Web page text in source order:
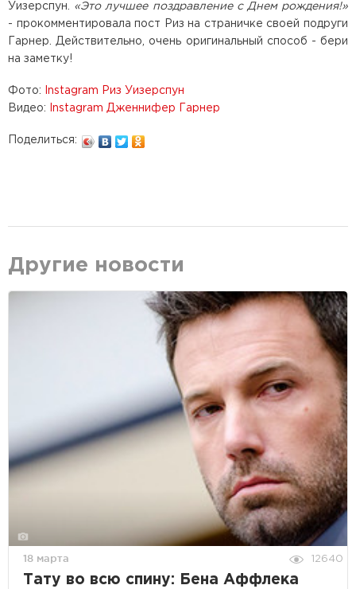
Уизерспун. «Это лучшее поздравление с Днем рождения!»
- прокомментировала пост Риз на страничке своей подруги
Гарнер. Действительно, очень оригинальный способ - бери
на заметку!
Фото:
Instagram Риз Уизерспун
Видео:
Instagram Дженнифер Гарнер
Поделиться:
Другие новости
18 марта 12640
Тату во всю спину: Бена Аффлека